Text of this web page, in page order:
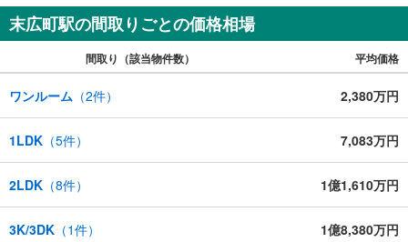
末広町駅の間取りごとの価格相場
間取り（該当物件数） 平均価格
ワンルーム （2件） 2,380万円
1LDK （5件） 7,083万円
2LDK （8件） 1億1,610万円
3K/3DK （1件） 1億8,380万円